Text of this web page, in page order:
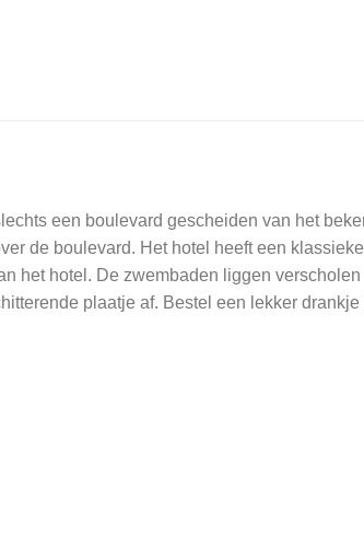
een boulevard gescheiden van het
de boulevard. Het hotel heeft een
het hotel. De zwembaden liggen verscholen
plaatje af. Bestel een lekker